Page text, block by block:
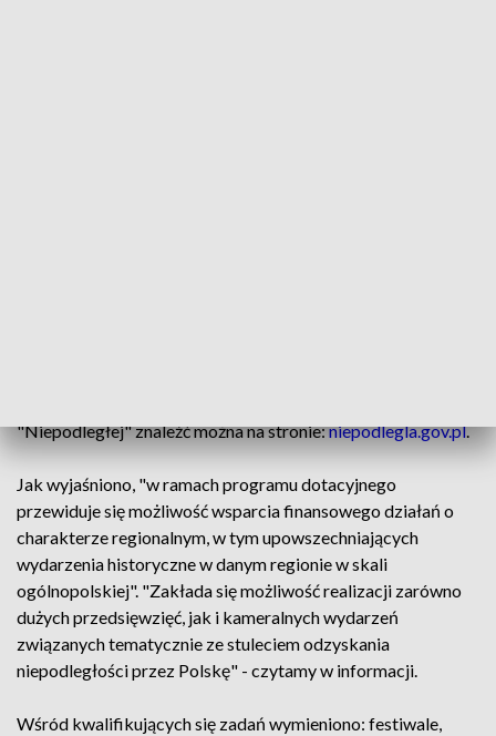
"Niepodległej" znaleźć można na stronie:niepodlegla.gov.pl.
Jak wyjaśniono, "w ramach programu dotacyjnego
przewiduje się możliwość wsparcia finansowego działań o
charakterze regionalnym, w tym upowszechniających
wydarzenia historyczne w danym regionie w skali
ogólnopolskiej". "Zakłada się możliwość realizacji zarówno
dużych przedsięwzięć, jak i kameralnych wydarzeń
związanych tematycznie ze stuleciem odzyskania
niepodległości przez Polskę" - czytamy w informacji.
Wśród kwalifikujących się zadań wymieniono: festiwale,